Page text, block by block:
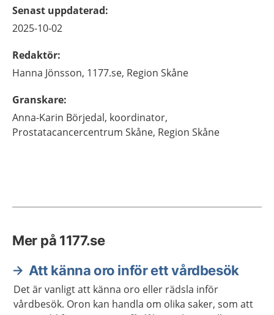
Senast uppdaterad:
2025-10-02
Redaktör:
Hanna Jönsson, 1177.se, Region Skåne
Granskare:
Anna-Karin Börjedal, koordinator,
Prostatacancercentrum Skåne, Region Skåne
Mer på 1177.se
Att känna oro inför ett vårdbesök
Det är vanligt att känna oro eller rädsla inför
vårdbesök. Oron kan handla om olika saker, som att